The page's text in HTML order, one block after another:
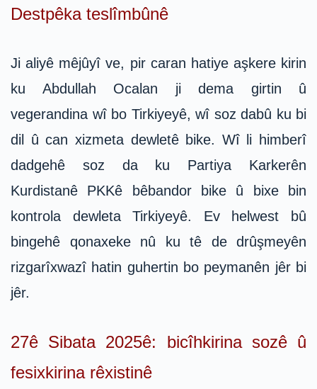
Destpêka teslîmbûnê
Ji aliyê mêjûyî ve, pir caran hatiye aşkere kirin
ku Abdullah Ocalan ji dema girtin û
vegerandina wî bo Tirkiyeyê, wî soz dabû ku bi
dil û can xizmeta dewletê bike. Wî li himberî
dadgehê soz da ku Partiya Karkerên
Kurdistanê PKKê bêbandor bike û bixe bin
kontrola dewleta Tirkiyeyê. Ev helwest bû
bingehê qonaxeke nû ku tê de drûşmeyên
rizgarîxwazî hatin guhertin bo peymanên jêr bi
jêr.
27ê Sibata 2025ê: bicîhkirina sozê û
fesixkirina rêxistinê